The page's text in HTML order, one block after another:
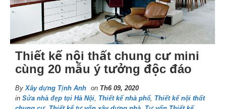
Thiết kế nội thất chung cư mini
cùng 20 mẫu ý tưởng độc đáo
ByXây dựng Tịnh Anh on Th6 09, 2020
in Sửa nhà đẹp tại Hà Nội, Thiết kế nhà phố, Thiết kế nội thất